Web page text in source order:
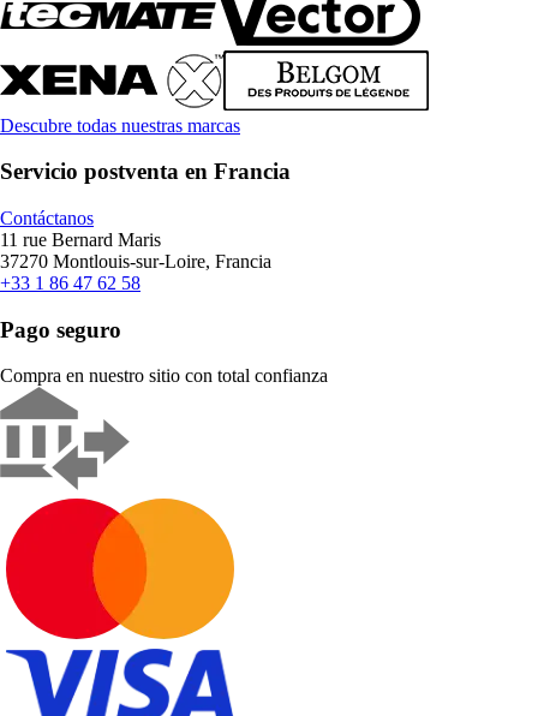
Descubre todas nuestras marcas
Servicio postventa en Francia
Contáctanos
11 rue Bernard Maris
37270 Montlouis-sur-Loire, Francia
+33 1 86 47 62 58
Pago seguro
Compra en nuestro sitio con total confianza